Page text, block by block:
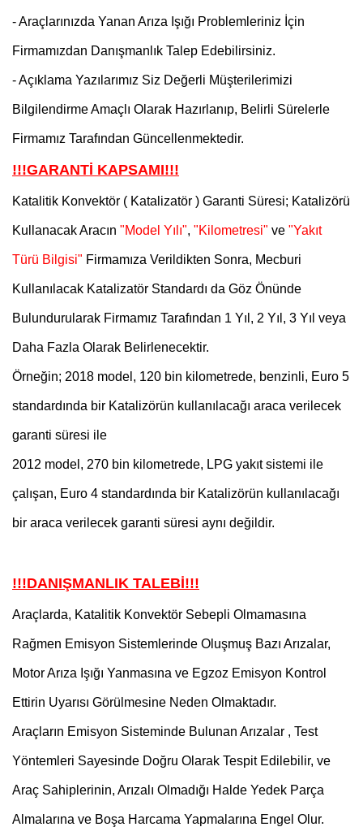
- Araçlarınızda Yanan Arıza Işığı Problemleriniz İçin
Firmamızdan Danışmanlık Talep Edebilirsiniz.
- Açıklama Yazılarımız Siz Değerli Müşterilerimizi
Bilgilendirme Amaçlı Olarak Hazırlanıp, Belirli Sürelerle
Firmamız Tarafından Güncellenmektedir.
!!!GARANTİ KAPSAMI!!!
Katalitik Konvektör ( Katalizatör ) Garanti Süresi; Katalizörü
Kullanacak Aracın "Model Yılı", "Kilometresi" ve "Yakıt
Türü Bilgisi" Firmamıza Verildikten Sonra, Mecburi
Kullanılacak Katalizatör Standardı da Göz Önünde
Bulundurularak Firmamız Tarafından 1 Yıl, 2 Yıl, 3 Yıl veya
Daha Fazla Olarak Belirlenecektir.
Örneğin; 2018 model, 120 bin kilometrede, benzinli, Euro 5
standardında bir Katalizörün kullanılacağı araca verilecek
garanti süresi ile
2012 model, 270 bin kilometrede, LPG yakıt sistemi ile
çalışan, Euro 4 standardında bir Katalizörün kullanılacağı
bir araca verilecek garanti süresi aynı değildir.
!!!DANIŞMANLIK TALEBİ!!!
Araçlarda, Katalitik Konvektör Sebepli Olmamasına
Rağmen Emisyon Sistemlerinde Oluşmuş Bazı Arızalar,
Motor Arıza Işığı Yanmasına ve Egzoz Emisyon Kontrol
Ettirin Uyarısı Görülmesine Neden Olmaktadır.
Araçların Emisyon Sisteminde Bulunan Arızalar , Test
Yöntemleri Sayesinde Doğru Olarak Tespit Edilebilir, ve
Araç Sahiplerinin, Arızalı Olmadığı Halde Yedek Parça
Almalarına ve Boşa Harcama Yapmalarına Engel Olur.